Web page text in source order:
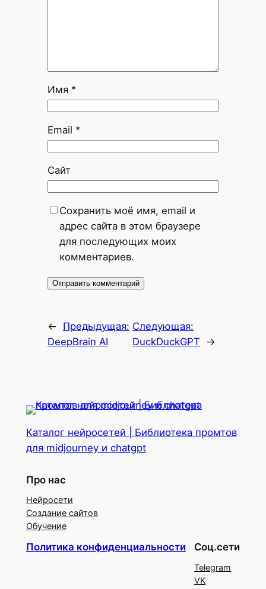
Имя *
Email *
Сайт
Сохранить моё имя, email и
адрес сайта в этом браузере
для последующих моих
комментариев.
←
Предыдущая:
DeepBrain AI
Следующая:
DuckDuckGPT
→
Каталог нейросетей | Библиотека промтов
для midjourney и chatgpt
Про нас
Нейросети
Создание сайтов
Обучение
Политика конфиденциальности Соц.сети
Telegram
VK